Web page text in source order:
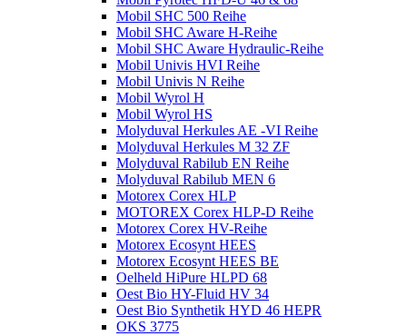
Mobil SHC 500 Reihe
Mobil SHC Aware H-Reihe
Mobil SHC Aware Hydraulic-Reihe
Mobil Univis HVI Reihe
Mobil Univis N Reihe
Mobil Wyrol H
Mobil Wyrol HS
Molyduval Herkules AE -VI Reihe
Molyduval Herkules M 32 ZF
Molyduval Rabilub EN Reihe
Molyduval Rabilub MEN 6
Motorex Corex HLP
MOTOREX Corex HLP-D Reihe
Motorex Corex HV-Reihe
Motorex Ecosynt HEES
Motorex Ecosynt HEES BE
Oelheld HiPure HLPD 68
Oest Bio HY-Fluid HV 34
Oest Bio Synthetik HYD 46 HEPR
OKS 3775